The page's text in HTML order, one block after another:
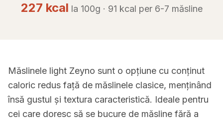
227 kcal la 100g · 91 kcal per 6-7 măsline
Măslinele light Zeyno sunt o opțiune cu conținut
caloric redus față de măslinele clasice, menținând
însă gustul și textura caracteristică. Ideale pentru
cei care doresc să se bucure de măsline fără a